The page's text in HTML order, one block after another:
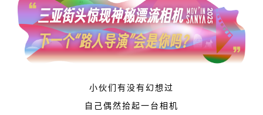
小伙们有没有幻想过
自己偶然拾起一台相机